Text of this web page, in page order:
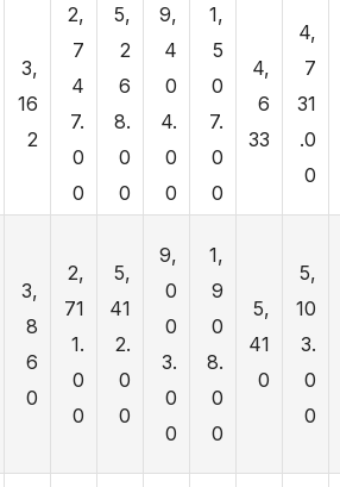
3,
16
2
2,
7
4
7.
0
0
5,
2
6
8.
0
0
9,
4
0
4.
0
0
1,
5
0
7.
0
0
4,
6
33
4,
7
31
.0
0
3,
8
6
0
2,
71
1.
0
0
5,
41
2.
0
0
9,
0
0
3.
0
0
1,
9
0
8.
0
0
5,
41
0
5,
10
3.
0
0